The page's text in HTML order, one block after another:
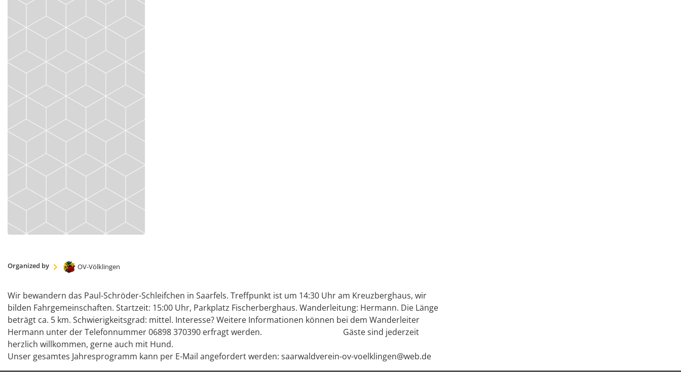
Organized by OV-Völklingen
Wir bewandern das Paul-Schröder-Schleifchen in Saarfels. Treffpunkt ist um 14:30 Uhr am Kreuzberghaus, wir
bilden Fahrgemeinschaften. Startzeit: 15:00 Uhr, Parkplatz Fischerberghaus. Wanderleitung: Hermann. Die Länge
beträgt ca. 5 km. Schwierigkeitsgrad: mittel. Interesse? Weitere Informationen können bei dem Wanderleiter
Hermann unter der Telefonnummer 06898 370390 erfragt werden. Gäste sind jederzeit
herzlich willkommen, gerne auch mit Hund.
Unser gesamtes Jahresprogramm kann per E-Mail angefordert werden: saarwaldverein-ov-voelklingen@web.de